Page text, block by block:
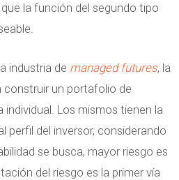
la función del segundo tipo
industria de managed futures, la
un portafolio de
Los mismos tienen la
perfil del inversor, considerando
se busca, mayor riesgo es
del riesgo es la primer vía